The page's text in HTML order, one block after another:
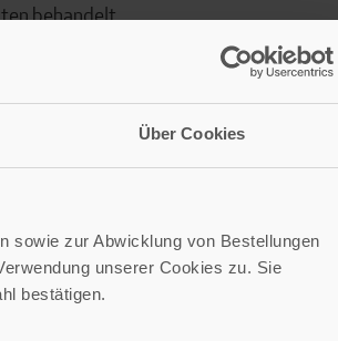
Über Cookies
sowie zur Abwicklung von Bestellungen
unserer Cookies zu. Sie
bestätigen.
behandelt,